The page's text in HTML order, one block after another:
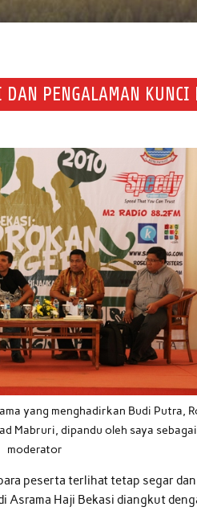
PENGALAMAN KUNCI
yang menghadirkan Budi Putra,
Mabruri, dipandu oleh saya sebagai
moderator
peserta terlihat tetap segar
Haji Bekasi diangkut